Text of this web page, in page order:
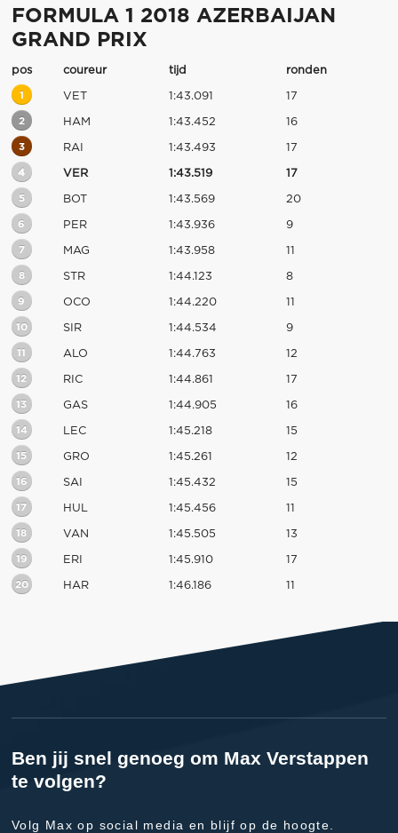
FORMULA 1 2018 AZERBAIJAN
GRAND PRIX
pos coureur tijd ronden
1 VET 1:43.091 17
2 HAM 1:43.452 16
3 RAI 1:43.493 17
4 VER 1:43.519 17
5 BOT 1:43.569 20
6 PER 1:43.936 9
7 MAG 1:43.958 11
8 STR 1:44.123 8
9 OCO 1:44.220 11
10 SIR 1:44.534 9
11 ALO 1:44.763 12
12 RIC 1:44.861 17
13 GAS 1:44.905 16
14 LEC 1:45.218 15
15 GRO 1:45.261 12
16 SAI 1:45.432 15
17 HUL 1:45.456 11
18 VAN 1:45.505 13
19 ERI 1:45.910 17
20 HAR 1:46.186 11
Ben jij snel genoeg om Max Verstappen
te volgen?
Volg Max op social media en blijf op de hoogte.